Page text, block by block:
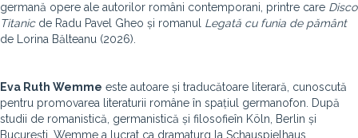
germană opere ale autorilor români contemporani, printre care Disco
Titanic de Radu Pavel Gheo și romanul Legată cu funia de pământ
de Lorina Bălteanu (2026).
Eva Ruth Wemme este autoare și traducătoare literară, cunoscută
pentru promovarea literaturii române în spațiul germanofon. După
studii de romanistică, germanistică și filosofieîn Köln, Berlin și
București, Wemme a lucrat ca dramaturg la Schauspielhaus